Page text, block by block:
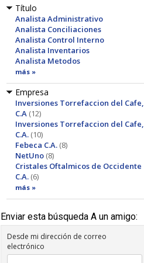
Título
Analista Administrativo
Analista Conciliaciones
Analista Control Interno
Analista Inventarios
Analista Metodos
más »
Empresa
Inversiones Torrefaccion del Cafe,
C.A (12)
Inversiones Torrefaccion del Cafe,
C.A. (10)
Febeca C.A. (8)
NetUno (8)
Cristales Oftalmicos de Occidente
C.A. (6)
más »
Enviar esta búsqueda A un amigo:
Desde mi dirección de correo
electrónico